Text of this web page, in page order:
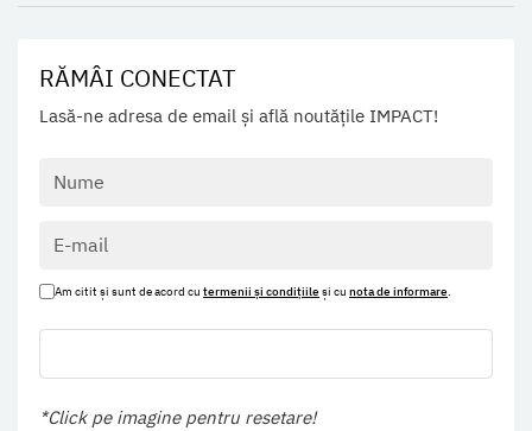
RĂMÂI CONECTAT
Lasă-ne adresa de email și află noutățile IMPACT!
Am citit și sunt de acord cu termenii și condițiileși cu nota de informare
*Click pe imagine pentru resetare!